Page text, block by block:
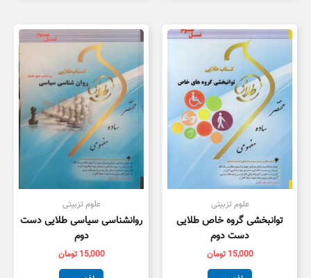
علوم تزبیتی
توانبخشی گروه خاص طلایی
دست دوم
15,000 تومان
علوم تزبیتی
روانشناسی سیاسی طلایی دست
دوم
15,000 تومان